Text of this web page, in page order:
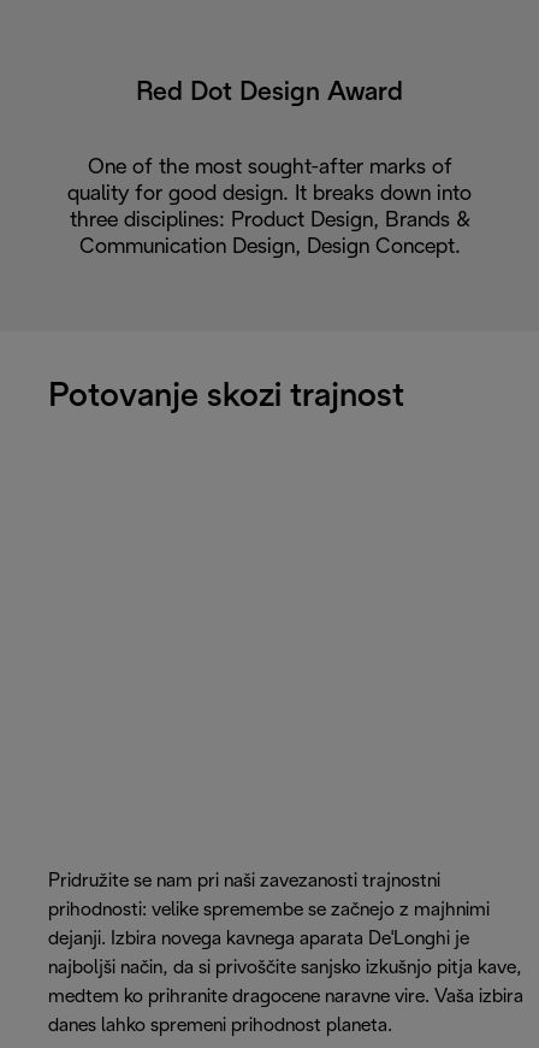
Red Dot Design Award
One of the most sought-after marks of
quality for good design. It breaks down into
three disciplines: Product Design, Brands &
Communication Design, Design Concept.
Potovanje skozi trajnost
Pridružite se nam pri naši zavezanosti trajnostni
prihodnosti: velike spremembe se začnejo z majhnimi
dejanji. Izbira novega kavnega aparata De'Longhi je
najboljši način, da si privoščite sanjsko izkušnjo pitja kave,
medtem ko prihranite dragocene naravne vire. Vaša izbira
danes lahko spremeni prihodnost planeta.